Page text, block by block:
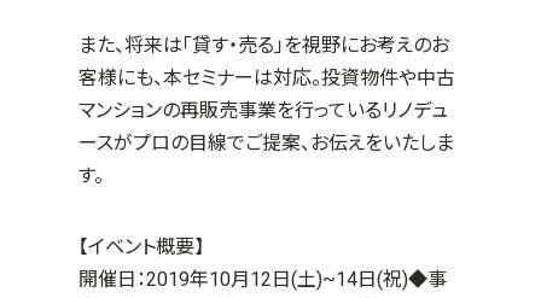
また、将来は「貸す・売る」を視野にお考えのお
客様にも、本セミナーは対応。投資物件や中古
マンションの再販売事業を行っているリノデュ
ースがプロの目線でご提案、お伝えをいたしま
す。
【イベント概要】
開催日：2019年10月12日(土)~14日(祝)◆事